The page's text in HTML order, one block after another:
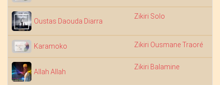
Oustas Daouda Diarra
Zikiri Solo
Karamoko Zikiri Ousmane Traoré
Allah Allah
Zikiri Balamine